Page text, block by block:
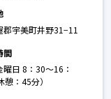
郡宇美町井野31−11
間
曜日 8：30～16：
：45分）